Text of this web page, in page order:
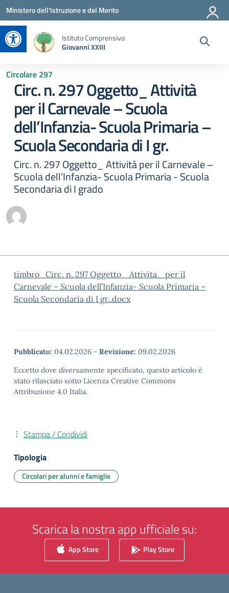
Apri la barra degli strumenti
Vai ai contenuti
Vai al menu di navigazione
Vai al footer
Ministero dell'Istruzione e del Merito
Istituto Comprensivo
Giovanni XXIII
Circolare 297
Circ. n. 297 Oggetto_ Attività
per il Carnevale – Scuola
dell’Infanzia- Scuola Primaria –
Scuola Secondaria di I gr.
Circ. n. 297 Oggetto_ Attività per il Carnevale –
Scuola dell’Infanzia- Scuola Primaria - Scuola
Secondaria di I grado
timbro_Circ. n. 297 Oggetto_ Attivita_ per il
Carnevale – Scuola dell’Infanzia- Scuola Primaria –
Scuola Secondaria di I gr..docx
Pubblicato: 04.02.2026 - Revisione: 09.02.2026
Eccetto dove diversamente specificato, questo articolo è
stato rilasciato sotto Licenza Creative Commons
Attribuzione 4.0 Italia.
Stampa / Condividi
Tipologia
Circolari per alunni e famiglie
Scarica la nostra app ufficiale su:
App Store Play Store